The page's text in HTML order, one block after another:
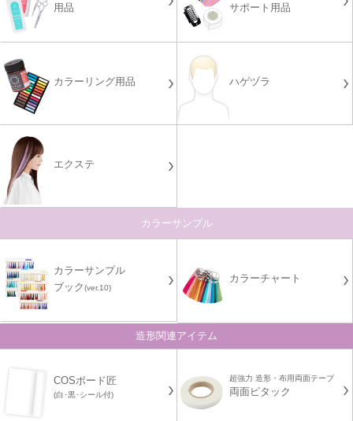
用品
サポート用品
カラーリング用品 ハゲヅラ
エクステ
カラーサンプル
カラーサンプル
ブック(ver.10)
カラーチャート
造形関連アイテム
COSボード匠
(白･黒･シール付)
超強力 造形・布用両面テープ
両面ピタック